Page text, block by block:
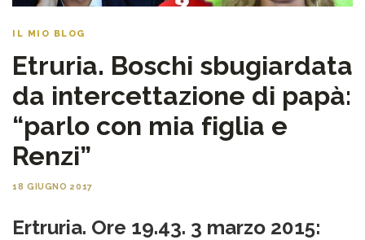
IL MIO BLOG
Etruria. Boschi sbugiardata
da intercettazione di papà:
“parlo con mia figlia e
Renzi”
18 GIUGNO 2017
Ertruria. Ore 19.43. 3 marzo 2015: